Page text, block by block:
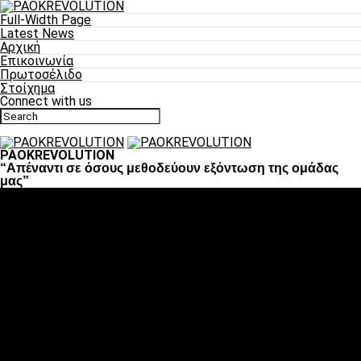
Full-Width Page
Latest News
Αρχική
Επικοινωνία
Πρωτοσέλιδο
Στοίχημα
Connect with us
PAOKREVOLUTION
“Απέναντι σε όσους μεθοδεύουν εξόντωση της ομάδας
μας”